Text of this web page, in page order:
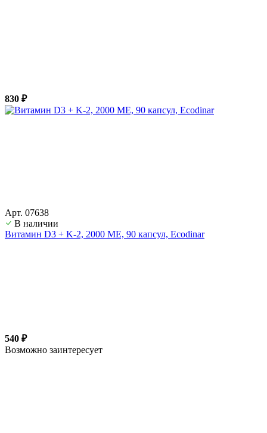
830 ₽
Арт. 07638
В наличии
Витамин D3 + K-2, 2000 ME, 90 капсул, Ecodinar
540 ₽
Возможно заинтересует